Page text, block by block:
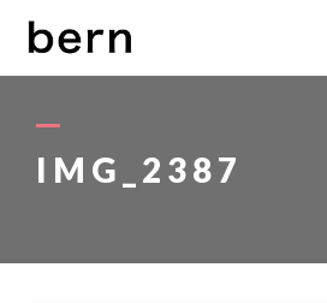
IMG_2387
ABOUT US